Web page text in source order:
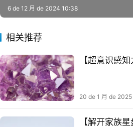
6 de 12 月 de 2024 10:38
相关推荐
【超意识感
20 de 1 月 de 2025
【解开家族